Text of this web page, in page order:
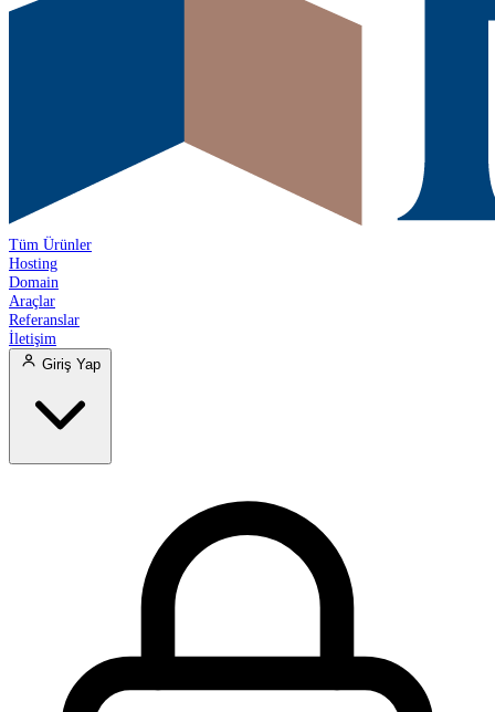
Tüm Ürünler
Hosting
Domain
Araçlar
Referanslar
İletişim
Giriş Yap